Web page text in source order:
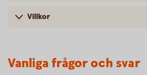
Villkor
Vanliga frågor och svar